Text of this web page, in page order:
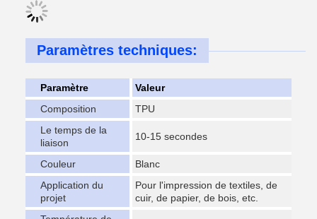
Paramètres techniques:
Paramètre
Valeur
Composition
TPU
Le temps de la
liaison
10-15 secondes
Couleur
Blanc
Application du
projet
Pour l'impression de textiles, de
cuir, de papier, de bois, etc.